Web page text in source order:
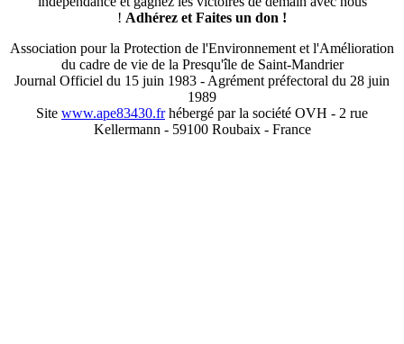
! Adhérez et Faites un don !
Association pour la Protection de l'Environnement et l'Amélioration
du cadre de vie de la Presqu'île de Saint-Mandrier
Journal Officiel du 15 juin 1983 - Agrément préfectoral du 28 juin
1989
Site www.ape83430.frhébergé par la société OVH - 2 rue
Kellermann - 59100 Roubaix - France